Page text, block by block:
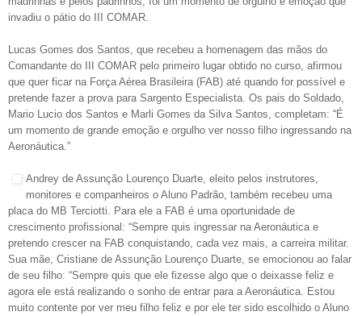
invadiu o pátio do III COMAR.
Lucas Gomes dos Santos, que recebeu a homenagem das mãos do
Comandante do III COMAR pelo primeiro lugar obtido no curso, afirmou
que quer ficar na Força Aérea Brasileira (FAB) até quando for possível e
pretende fazer a prova para Sargento Especialista. Os pais do Soldado,
Mario Lucio dos Santos e Marli Gomes da Silva Santos, completam: “É
um momento de grande emoção e orgulho ver nosso filho ingressando na
Aeronáutica.”
Andrey de Assunção Lourenço Duarte, eleito pelos instrutores,
monitores e companheiros o Aluno Padrão, também recebeu uma
placa do MB Terciotti. Para ele a FAB é uma oportunidade de
crescimento profissional: “Sempre quis ingressar na Aeronáutica e
pretendo crescer na FAB conquistando, cada vez mais, a carreira militar.
Sua mãe, Cristiane de Assunção Lourenço Duarte, se emocionou ao falar
de seu filho: “Sempre quis que ele fizesse algo que o deixasse feliz e
agora ele está realizando o sonho de entrar para a Aeronáutica. Estou
muito contente por ver meu filho feliz e por ele ter sido escolhido o Aluno